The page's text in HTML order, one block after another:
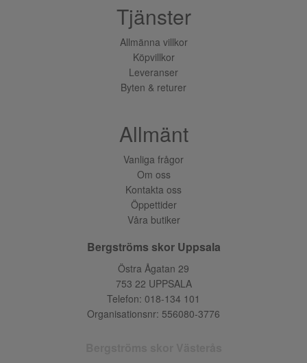
Tjänster
Allmänna villkor
Köpvillkor
Leveranser
Byten & returer
Allmänt
Vanliga frågor
Om oss
Kontakta oss
Öppettider
Våra butiker
Bergströms skor Uppsala
Östra Ågatan 29
753 22 UPPSALA
Telefon: 018-134 101
Organisationsnr: 556080-3776